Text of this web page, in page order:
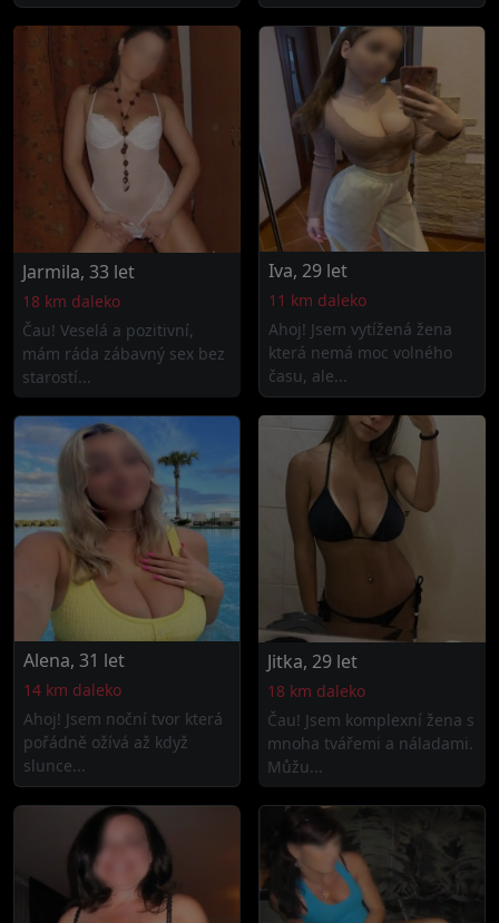
Jarmila, 33 let
18 km daleko
Čau! Veselá a pozitivní,
mám ráda zábavný sex bez
starostí...
Iva, 29 let
11 km daleko
Ahoj! Jsem vytížená žena
která nemá moc volného
času, ale...
Alena, 31 let
14 km daleko
Ahoj! Jsem noční tvor která
pořádně ožívá až když
slunce...
Jitka, 29 let
18 km daleko
Čau! Jsem komplexní žena s
mnoha tvářemi a náladami.
Můžu...